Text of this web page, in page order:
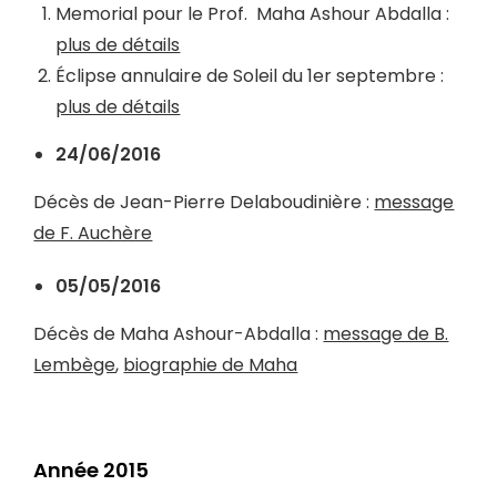
Memorial pour le Prof. Maha Ashour Abdalla :
plus de détails
Éclipse annulaire de Soleil du 1er septembre :
plus de détails
24/06/2016
Décès deJean-Pierre Delaboudinière : message
de F. Auchère
05/05/2016
Décès de Maha Ashour-Abdalla : message de B.
Lembège, biographie de Maha
Année 2015